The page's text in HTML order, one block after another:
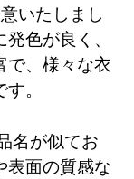
いたしまし
色が良く、
で、様々な衣
。
名が似てお
表面の質感な